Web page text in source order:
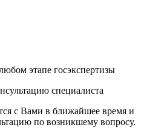
этапе госэкспертизы
специалиста
с Вами в ближайшее время и
по возникшему вопросу.